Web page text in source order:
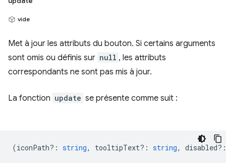
vide
Met à jour les attributs du bouton. Si certains arguments
sont omis ou définis sur null , les attributs
correspondants ne sont pas mis à jour.
La fonction update se présente comme suit :
(iconPath? : string, tooltipText? : string, disabled? :